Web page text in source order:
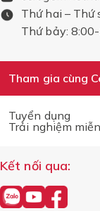
Thứ hai – Thứ
Thứ bảy:
Tham gia cùng
Tuyển dụng
Trải nghiệm
Kết nối qua: